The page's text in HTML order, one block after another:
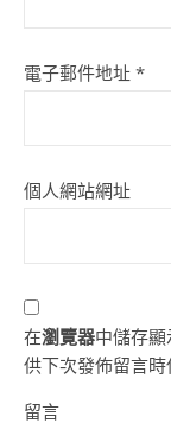
電子郵件地址 *
個人網站網址
在瀏覽器中儲存
供下次發佈留言時
留言